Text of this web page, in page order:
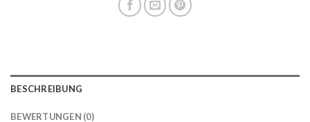
BESCHREIBUNG
BEWERTUNGEN (0)